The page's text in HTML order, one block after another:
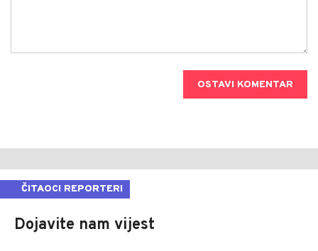
OSTAVI KOMENTAR
ČITAOCI REPORTERI
Dojavite nam vijest